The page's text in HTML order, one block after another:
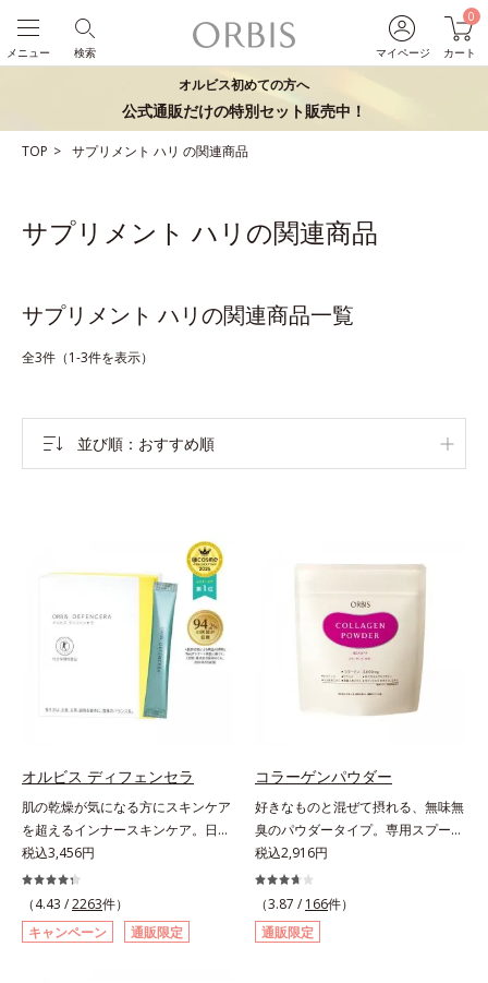
マイページ
0
カート
検索
メニュー
オルビス初めての方へ
公式通販だけの特別セット販売中！
TOP サプリメント ハリ の関連商品
サプリメント ハリの関連商品
サプリメント ハリの関連商品一覧
全3件（1-3件を表示）
並び順 おすすめ順
オルビス ディフェンセラ
肌の乾燥が気になる方にスキンケア
を超えるインナースキンケア。日本
初(*1)“肌にもトクホ(*2)”！肌の乾燥
が気になる方に。高純度に精製した
米胚芽由来のグルコシルセラミドを
配合。「肌の水分を逃しにくくする
ため、肌の乾燥が気になる方に適し
税込3,456円
（4.43 /2263件）
キャンペーン
通販限定
コラーゲンパウダー
好きなものと混ぜて摂れる、無味無
臭のパウダータイプ。専用スプーン
1杯で、ハリと弾力のある毎日に欠
かせない「コラーゲン」5,000㎎を
手軽に摂れる美容パウダーです。無
味無臭で飲み物や料理に影響がな
く、冷たい飲み物にも簡単に溶ける
税込2,916円
（3.87 / 166件）
通販限定